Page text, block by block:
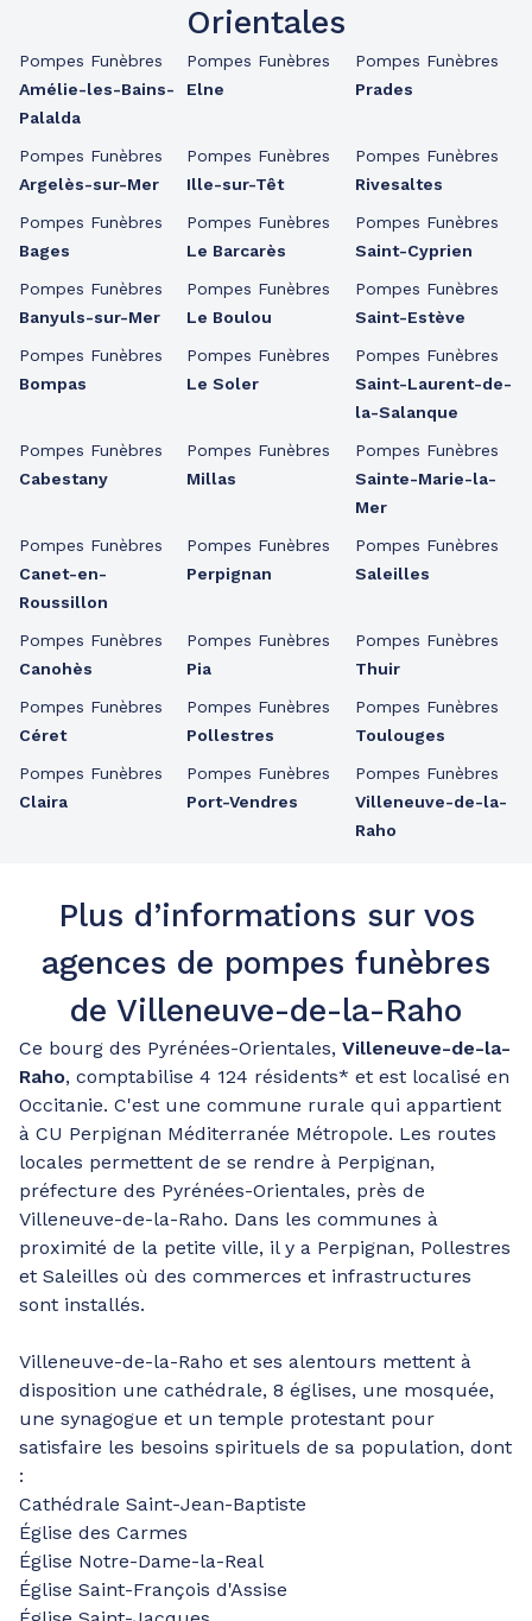
Orientales
Pompes Funèbres
Amélie-les-Bains-
Palalda
Pompes Funèbres
Argelès-sur-Mer
Pompes Funèbres
Bages
Pompes Funèbres
Banyuls-sur-Mer
Pompes Funèbres
Bompas
Pompes Funèbres
Cabestany
Pompes Funèbres
Canet-en-
Roussillon
Pompes Funèbres
Canohès
Pompes Funèbres
Céret
Pompes Funèbres
Claira
Pompes Funèbres
Elne
Pompes Funèbres
Ille-sur-Têt
Pompes Funèbres
Le Barcarès
Pompes Funèbres
Le Boulou
Pompes Funèbres
Le Soler
Pompes Funèbres
Millas
Pompes Funèbres
Perpignan
Pompes Funèbres
Pia
Pompes Funèbres
Pollestres
Pompes Funèbres
Port-Vendres
Pompes Funèbres
Prades
Pompes Funèbres
Rivesaltes
Pompes Funèbres
Saint-Cyprien
Pompes Funèbres
Saint-Estève
Pompes Funèbres
Saint-Laurent-de-
la-Salanque
Pompes Funèbres
Sainte-Marie-la-
Mer
Pompes Funèbres
Saleilles
Pompes Funèbres
Thuir
Pompes Funèbres
Toulouges
Pompes Funèbres
Villeneuve-de-la-
Raho
Plus d’informations sur vos
agences de pompes funèbres
de Villeneuve-de-la-Raho
Ce bourg des Pyrénées-Orientales, Villeneuve-de-la-
Raho, comptabilise 4 124 résidents* et est localisé en
Occitanie. C'est une commune rurale qui appartient
à CU Perpignan Méditerranée Métropole. Les routes
locales permettent de se rendre à Perpignan,
préfecture des Pyrénées-Orientales, près de
Villeneuve-de-la-Raho. Dans les communes à
proximité de la petite ville, il y a Perpignan, Pollestres
et Saleilles où des commerces et infrastructures
sont installés.
Villeneuve-de-la-Raho et ses alentours mettent à
disposition une cathédrale, 8 églises, une mosquée,
une synagogue et un temple protestant pour
satisfaire les besoins spirituels de sa population, dont
:
Cathédrale Saint-Jean-Baptiste
Église des Carmes
Église Notre-Dame-la-Real
Église Saint-François d'Assise